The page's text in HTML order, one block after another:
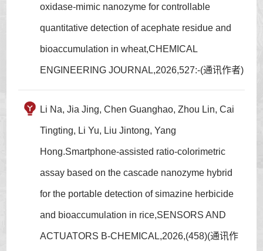
oxidase-mimic nanozyme for controllable
quantitative detection of acephate residue and
bioaccumulation in wheat,CHEMICAL
ENGINEERING JOURNAL,2026,527:-(通讯作者)
Li Na, Jia Jing, Chen Guanghao, Zhou Lin, Cai
Tingting, Li Yu, Liu Jintong, Yang
Hong.Smartphone-assisted ratio-colorimetric
assay based on the cascade nanozyme hybrid
for the portable detection of simazine herbicide
and bioaccumulation in rice,SENSORS AND
ACTUATORS B-CHEMICAL,2026,(458)(通讯作